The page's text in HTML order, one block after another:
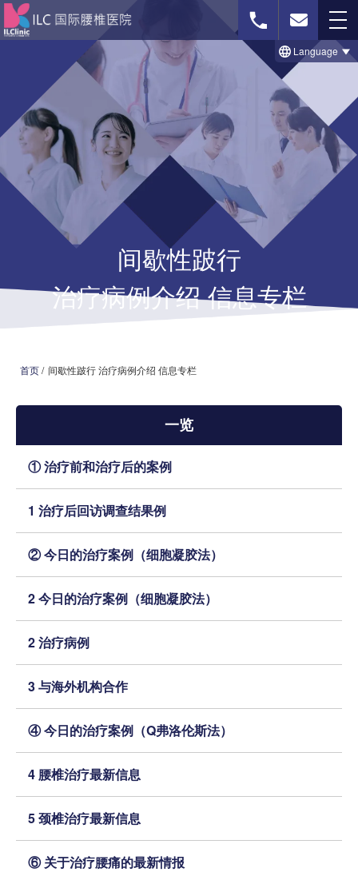
免费影像诊断 联系我们
治療のビフォー＆アフター事例
セルゲル法について
脊柱菅狭窄症の治療法
椎間板ヘルニアの治療法
本院治疗介绍
医院介绍
就诊指南
来院路线
治疗病例介绍 信息专栏
Language
间歇性跛行
治疗病例介绍 信息专栏
首页/ 间歇性跛行 治疗病例介绍 信息专栏
一览
① 治疗前和治疗后的案例
1 治疗后回访调查结果例
② 今日的治疗案例（细胞凝胶法）
2 今日的治疗案例（细胞凝胶法）
2 治疗病例
3 与海外机构合作
④ 今日的治疗案例（Q弗洛伦斯法）
4 腰椎治疗最新信息
5 颈椎治疗最新信息
⑥ 关于治疗腰痛的最新情报